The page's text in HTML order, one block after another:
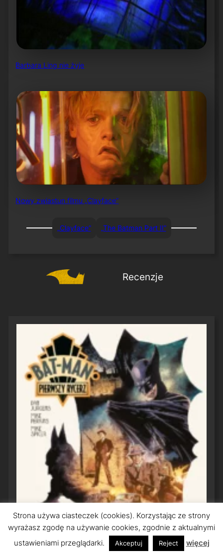
Barbara Ling nie żyje
Nowy zwiastun filmu „Clayface”
„Clayface” „The Batman Part II”
Recenzje
Strona używa ciasteczek (cookies). Korzystając ze strony
wyrażasz zgodę na używanie cookies, zgodnie z aktualnymi
ustawieniami przeglądarki.
Akceptuj Reject więcej